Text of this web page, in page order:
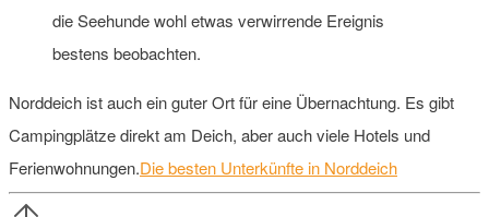
die Seehunde wohl etwas verwirrende Ereignis
bestens beobachten.
Norddeich ist auch ein guter Ort für eine Übernachtung. Es gibt
Campingplätze direkt am Deich, aber auch viele Hotels und
Ferienwohnungen.Die besten Unterkünfte in Norddeich